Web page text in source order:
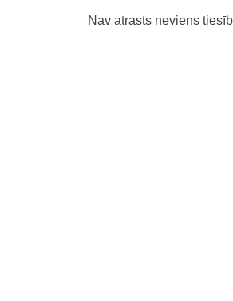
Nav atrasts neviens